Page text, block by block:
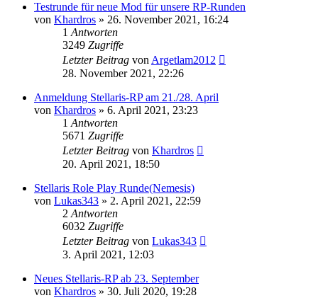
Testrunde für neue Mod für unsere RP-Runden
von Khardros » 26. November 2021, 16:24
1 Antworten
3249 Zugriffe
Letzter Beitrag von Argetlam2012
28. November 2021, 22:26
Anmeldung Stellaris-RP am 21./28. April
von Khardros » 6. April 2021, 23:23
1 Antworten
5671 Zugriffe
Letzter Beitrag von Khardros
20. April 2021, 18:50
Stellaris Role Play Runde(Nemesis)
von Lukas343 » 2. April 2021, 22:59
2 Antworten
6032 Zugriffe
Letzter Beitrag von Lukas343
3. April 2021, 12:03
Neues Stellaris-RP ab 23. September
von Khardros » 30. Juli 2020, 19:28